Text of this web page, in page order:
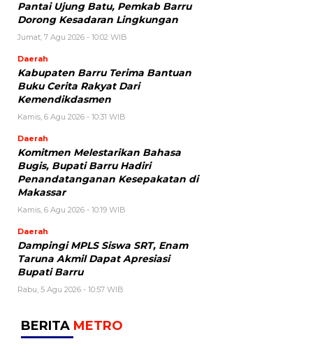
Pantai Ujung Batu, Pemkab Barru
Dorong Kesadaran Lingkungan
Jumat, 7 Agu 2026 - 10:02 WIB
Daerah
Kabupaten Barru Terima Bantuan
Buku Cerita Rakyat Dari
Kemendikdasmen
Kamis, 6 Agu 2026 - 10:31 WIB
Daerah
Komitmen Melestarikan Bahasa
Bugis, Bupati Barru Hadiri
Penandatanganan Kesepakatan di
Makassar
Kamis, 6 Agu 2026 - 10:19 WIB
Daerah
Dampingi MPLS Siswa SRT, Enam
Taruna Akmil Dapat Apresiasi
Bupati Barru
Rabu, 5 Agu 2026 - 10:57 WIB
BERITA METRO